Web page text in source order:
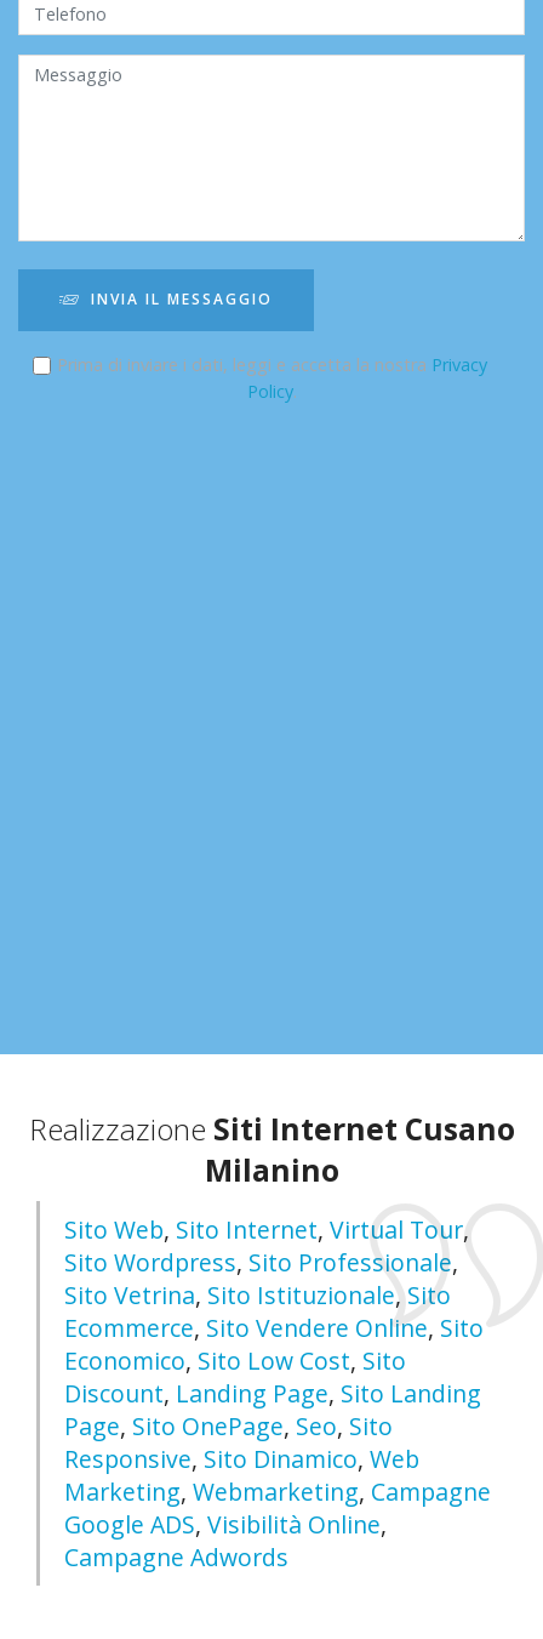
INVIA IL MESSAGGIO
Prima di inviare i dati, leggi e accetta la nostra Privacy
Policy.
Realizzazione Siti Internet Cusano
Milanino
Sito Web, Sito Internet, Virtual Tour,
Sito Wordpress, Sito Professionale,
Sito Vetrina, Sito Istituzionale, Sito
Ecommerce, Sito Vendere Online, Sito
Economico, Sito Low Cost, Sito
Discount, Landing Page, Sito Landing
Page, Sito OnePage, Seo, Sito
Responsive, Sito Dinamico, Web
Marketing, Webmarketing, Campagne
Google ADS, Visibilità Online,
Campagne Adwords